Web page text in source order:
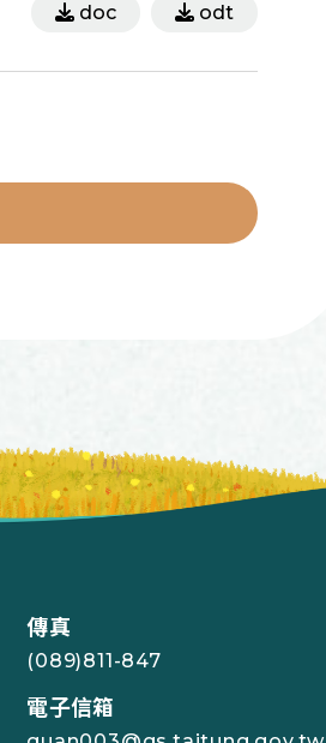
doc odt
傳真
(089)811-847
電子信箱